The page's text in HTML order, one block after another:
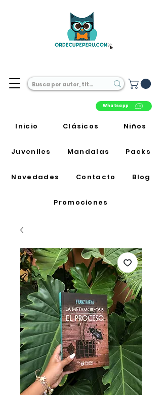
Whatsapp
Inicio Clásicos Niños
Juveniles Mandalas Packs
Novedades Contacto Blog
Promociones